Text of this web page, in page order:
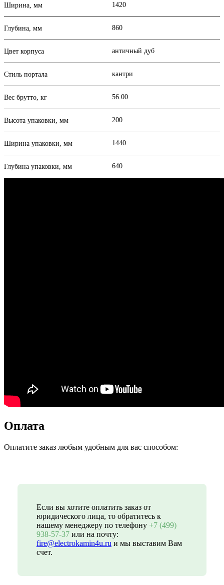
Ширина, мм 1420
Глубина, мм 860
Цвет корпуса античный дуб
Стиль портала кантри
Вес брутто, кг 56.00
Высота упаковки, мм 200
Ширина упаковки, мм 1440
Глубина упаковки, мм 640
Оплата
Оплатите заказ любым удобным для вас способом:
Если вы хотите оплатить заказ от
юридического лица, то обратитесь к
нашему менеджеру по телефону +7 (499)
938-57-37или на почту:
fire@electrokamin4u.ru и мы выставим Вам
счет.